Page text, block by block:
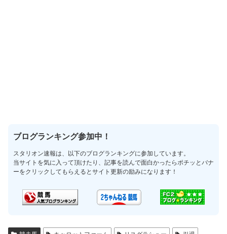
ブログランキング参加中！
スタリオン速報は、以下のブログランキングに参加しています。
当サイトを気に入って頂けたり、記事を読んで面白かったらポチッとバナ
ーをクリックしてもらえるとサイト更新の励みになります！